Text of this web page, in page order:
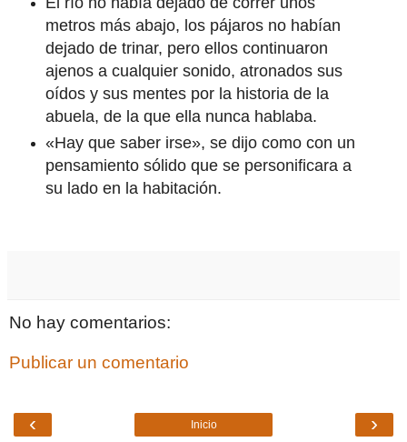
metros más abajo, los pájaros no habían
dejado de trinar, pero ellos continuaron
ajenos a cualquier sonido, atronados sus
oídos y sus mentes por la historia de la
abuela, de la que ella nunca hablaba.
«Hay que saber irse», se dijo como con un
pensamiento sólido que se personificara a
su lado en la habitación.
No hay comentarios:
Publicar un comentario
‹ ›
Inicio